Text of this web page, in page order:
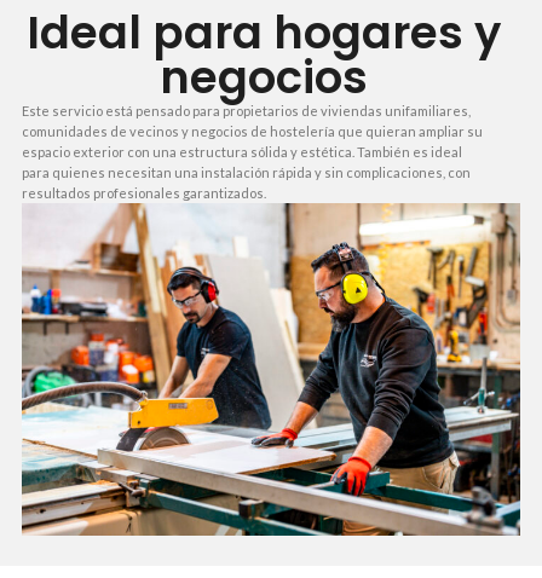
Ideal para hogares y
negocios
Este servicio está pensado para propietarios de viviendas unifamiliares,
comunidades de vecinos y negocios de hostelería que quieran ampliar su
espacio exterior con una estructura sólida y estética. También es ideal
para quienes necesitan una instalación rápida y sin complicaciones, con
resultados profesionales garantizados.